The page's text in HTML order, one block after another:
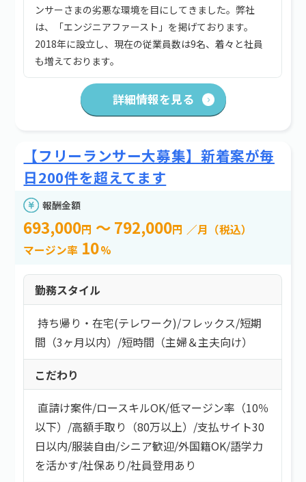
ンサーさまの劣悪な環境を目にしてきました。弊社
は、「エンジニアファースト」を掲げております。
2018年に設立し、現在の従業員数は9名、着々と社員
も増えております。
詳細情報を見る
【フリーランサー大募集】新着案が毎
日200件を超えてます
報酬金額
693,000円 ～ 792,000円 ／月（税込）
マージン率 10%
勤務スタイル
持ち帰り・在宅(テレワーク)/フレックス/短期
間（3ヶ月以内） /短時間（主婦＆主夫向け）
こだわり
直請け案件/ロースキルOK/低マージン率（10％
以下） /高額手取り（80万以上） /支払サイト30
日以内/服装自由/シニア歓迎/外国籍OK/語学力
を活かす/社保あり/社員登用あり